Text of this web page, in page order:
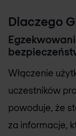
Dlaczego
Włączenie
uczestników
powoduje, że
za informacje,